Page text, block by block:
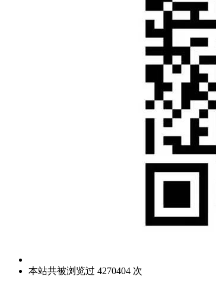
本站共被浏览过 4270404 次